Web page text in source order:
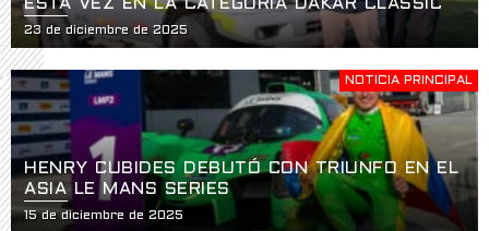
ESTA VEZ EN LA CATEGORÍA DAKAR CLASSIC
23 de diciembre de 2025
NOTICIA PRINCIPAL
HENRY CUBIDES DEBUTÓ CON TRIUNFO EN EL
ASIA LE MANS SERIES
15 de diciembre de 2025